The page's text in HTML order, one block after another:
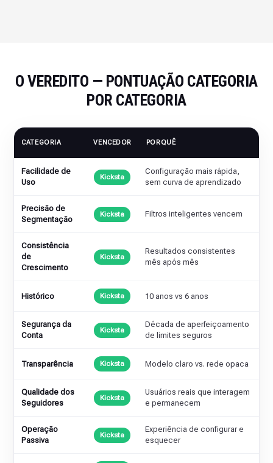
O VEREDITO — PONTUAÇÃO CATEGORIA
POR CATEGORIA
CATEGORIA VENCEDOR PORQUÊ
Facilidade de
Uso
Kicksta
Configuração mais rápida,
sem curva de aprendizado
Precisão de
Segmentação
Kicksta Filtros inteligentes vencem
Consistência
de
Crescimento
Kicksta
Resultados consistentes
mês após mês
Histórico Kicksta 10 anos vs 6 anos
Segurança da
Conta
Kicksta
Década de aperfeiçoamento
de limites seguros
Transparência Kicksta Modelo claro vs. rede opaca
Qualidade dos
Seguidores
Kicksta
Usuários reais que interagem
e permanecem
Operação
Passiva
Kicksta
Experiência de configurar e
esquecer